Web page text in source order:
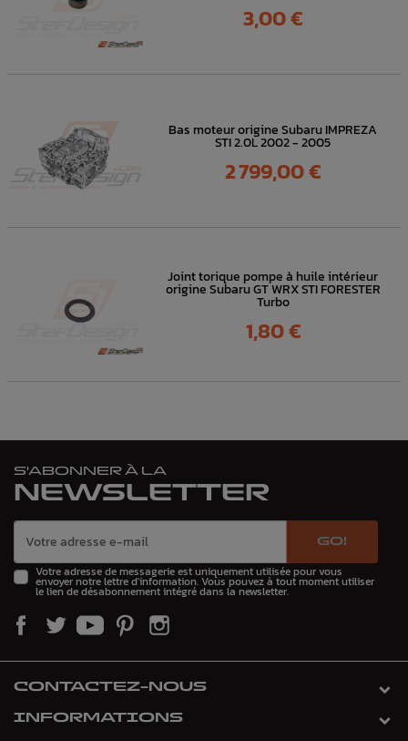
Prix
3,00 €
Bas moteur origine Subaru IMPREZA
STI 2.0L 2002 - 2005
Prix
2 799,00 €
Joint torique pompe à huile intérieur
origine Subaru GT WRX STI FORESTER
Turbo
Prix
1,80 €
S'ABONNER À LA
NEWSLETTER
GO!
Votre adresse de messagerie est uniquement utilisée pour vous
envoyer notre lettre d'information. Vous pouvez à tout moment utiliser
le lien de désabonnement intégré dans la newsletter.
CONTACTEZ-NOUS
INFORMATIONS